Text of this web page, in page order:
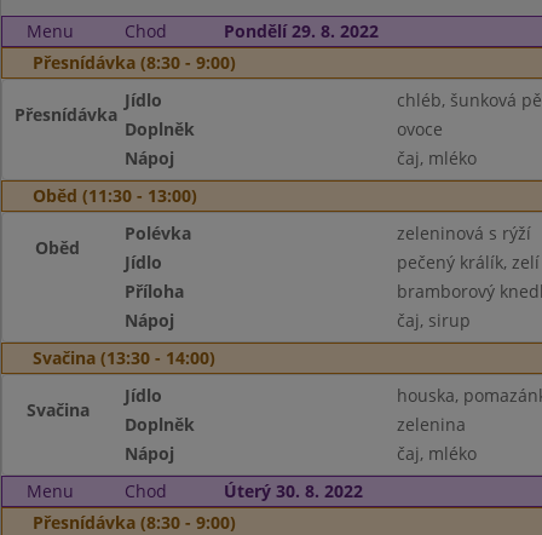
Menu Chod
Pondělí 29. 8. 2022
Přesnídávka (8:30 - 9:00)
Přesnídávka
Jídlo
chléb, šunková
Doplněk
ovoce
Nápoj
čaj, mléko
Oběd (11:30 - 13:00)
Oběd
Polévka
zeleninová s rýží
Jídlo
pečený králík, zelí
Příloha
bramborový
Nápoj
čaj, sirup
Svačina (13:30 - 14:00)
Svačina
Jídlo
houska,
Doplněk
zelenina
Nápoj
čaj, mléko
Menu
Chod
Úterý 30. 8. 2022
Přesnídávka (8:30 - 9:00)